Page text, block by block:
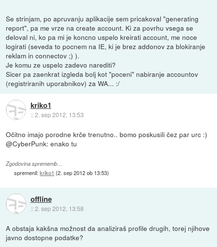
Se strinjam, po apruvanju aplikacije sem pricakoval "generating
report", pa me vrze na create account. Ki za povrhu vsega se
deloval ni, ko pa mi je koncno uspelo kreirati account, me noce
logirati (seveda to pocnem na IE, ki je brez addonov za blokiranje
reklam in connectov ;) ).
Je komu ze uspelo zadevo narediti?
Sicer pa zaenkrat izgleda bolj kot "poceni" nabiranje accountov
(registriranih uporabnikov) za WA... :/
kriko1
::2. sep 2012, 13:53
Očitno imajo porodne krče trenutno.. bomo poskusili čez par urc :)
@CyberPunk: enako tu
Zgodovina sprememb…
spremenil:kriko1 (2. sep 2012 ob 13:53)
offline
::2. sep 2012, 13:58
A obstaja kakšna možnost da analiziraš profile drugih, torej njihove
javno dostopne podatke?